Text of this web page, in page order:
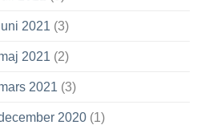
2021 (3)
2021 (2)
2021 (3)
2020 (1)